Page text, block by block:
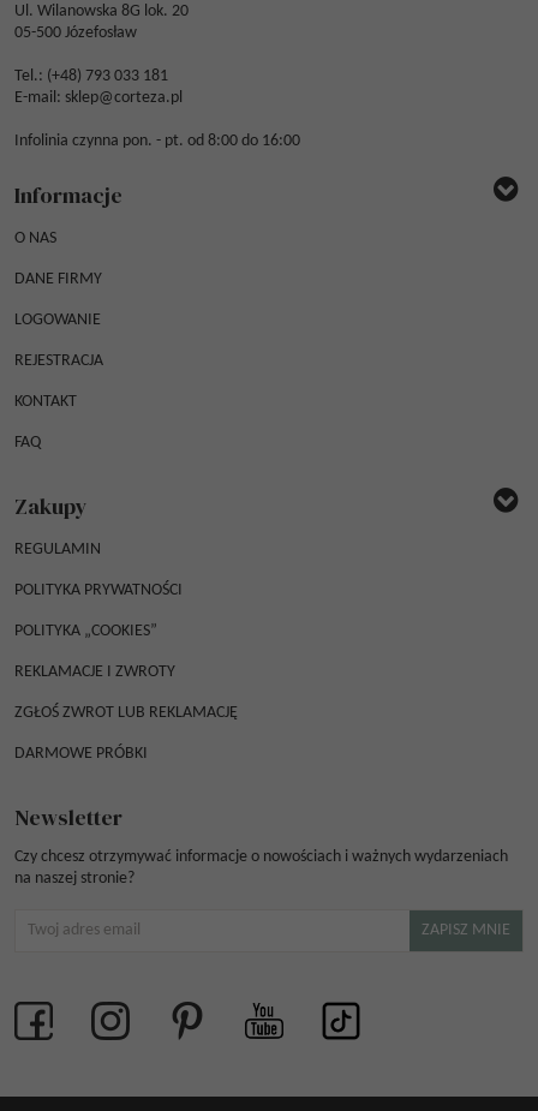
Ul. Wilanowska 8G lok. 20
05-500 Józefosław
Tel.: (+48) 793 033 181
E-mail: sklep@corteza.pl
Infolinia czynna pon. - pt. od 8:00 do 16:00
Informacje
O NAS
DANE FIRMY
LOGOWANIE
REJESTRACJA
KONTAKT
FAQ
Zakupy
REGULAMIN
POLITYKA PRYWATNOŚCI
POLITYKA „COOKIES”
REKLAMACJE I ZWROTY
ZGŁOŚ ZWROT LUB REKLAMACJĘ
DARMOWE PRÓBKI
Newsletter
Czy chcesz otrzymywać informacje o nowościach i ważnych wydarzeniach
na naszej stronie?